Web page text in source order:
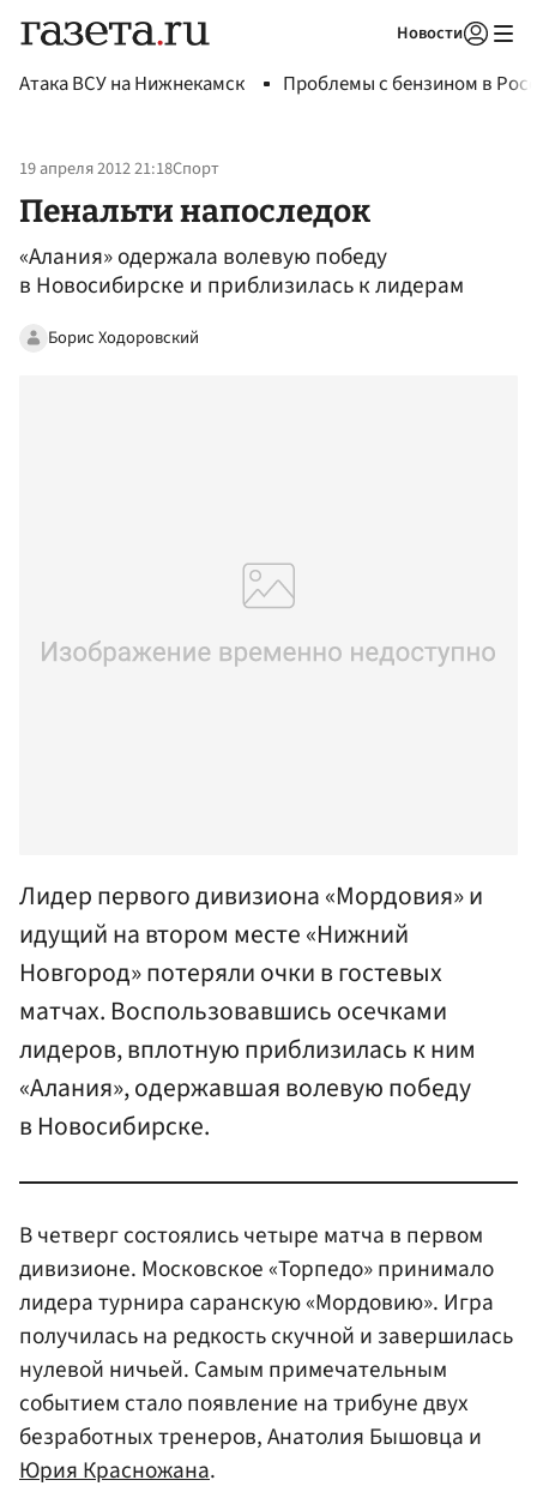
Новости
Атака ВСУ на Нижнекамск Проблемы с бензином в
19 апреля 2012 21:18Спорт
Пенальти напоследок
«Алания» одержала волевую победу
в Новосибирске и приблизилась к лидерам
Борис Ходоровский
Лидер первого дивизиона «Мордовия» и
идущий на втором месте «Нижний
Новгород» потеряли очки в гостевых
матчах. Воспользовавшись осечками
лидеров, вплотную приблизилась к ним
«Алания», одержавшая волевую победу
в Новосибирске.
В четверг состоялись четыре матча в первом
дивизионе. Московское «Торпедо» принимало
лидера турнира саранскую «Мордовию». Игра
получилась на редкость скучной и завершилась
нулевой ничьей. Самым примечательным
событием стало появление на трибуне двух
безработных тренеров, Анатолия Бышовца и
Юрия Красножана.